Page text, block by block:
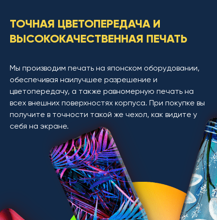
ТОЧНАЯ ЦВЕТОПЕРЕДАЧА И
ВЫСОКОКАЧЕСТВЕННАЯ ПЕЧАТЬ
Мы производим печать на японском оборудовании,
обеспечивая наилучшее разрешение и
цветопередачу, а также равномерную печать на
всех внешних поверхностях корпуса. При покупке вы
получите в точности такой же чехол, как видите у
себя на экране.